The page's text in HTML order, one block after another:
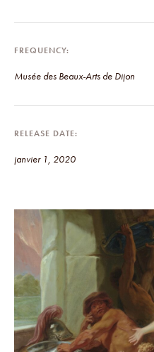
FREQUENCY
Musée des Beaux-Arts de Dijon
RELEASE DATE
janvier 1, 2020